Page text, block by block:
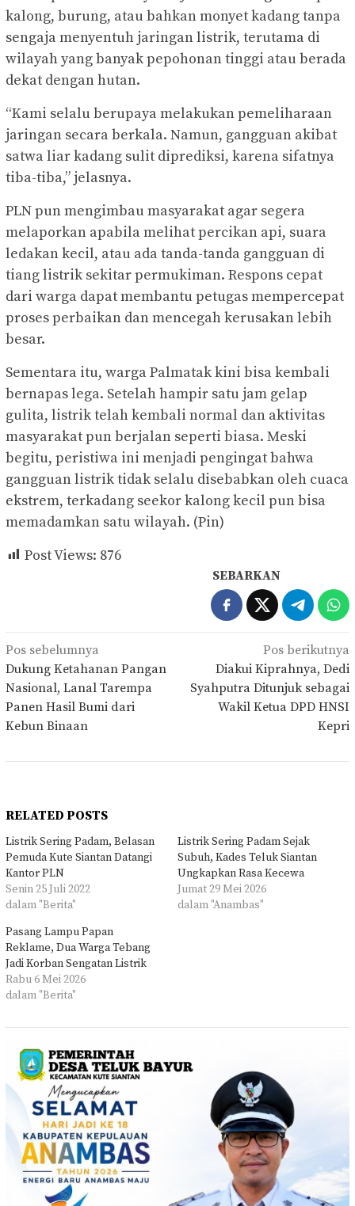
kalong, burung, atau bahkan monyet kadang tanpa
sengaja menyentuh jaringan listrik, terutama di
wilayah yang banyak pepohonan tinggi atau berada
dekat dengan hutan.
“Kami selalu berupaya melakukan pemeliharaan
jaringan secara berkala. Namun, gangguan akibat
satwa liar kadang sulit diprediksi, karena sifatnya
tiba-tiba,” jelasnya.
PLN pun mengimbau masyarakat agar segera
melaporkan apabila melihat percikan api, suara
ledakan kecil, atau ada tanda-tanda gangguan di
tiang listrik sekitar permukiman. Respons cepat
dari warga dapat membantu petugas mempercepat
proses perbaikan dan mencegah kerusakan lebih
besar.
Sementara itu, warga Palmatak kini bisa kembali
bernapas lega. Setelah hampir satu jam gelap
gulita, listrik telah kembali normal dan aktivitas
masyarakat pun berjalan seperti biasa. Meski
begitu, peristiwa ini menjadi pengingat bahwa
gangguan listrik tidak selalu disebabkan oleh cuaca
ekstrem, terkadang seekor kalong kecil pun bisa
memadamkan satu wilayah. (Pin)
Post Views: 876
SEBARKAN
Navigasi
pos
Pos sebelumnya
Dukung Ketahanan Pangan
Nasional, Lanal Tarempa
Panen Hasil Bumi dari
Kebun Binaan
Pos berikutnya
Diakui Kiprahnya, Dedi
Syahputra Ditunjuk sebagai
Wakil Ketua DPD HNSI
Kepri
RELATED POSTS
Listrik Sering Padam, Belasan
Pemuda Kute Siantan Datangi
Kantor PLN
Senin 25 Juli 2022
dalam "Berita"
Listrik Sering Padam Sejak
Subuh, Kades Teluk Siantan
Ungkapkan Rasa Kecewa
Jumat 29 Mei 2026
dalam "Anambas"
Pasang Lampu Papan
Reklame, Dua Warga Tebang
Jadi Korban Sengatan Listrik
Rabu 6 Mei 2026
dalam "Berita"